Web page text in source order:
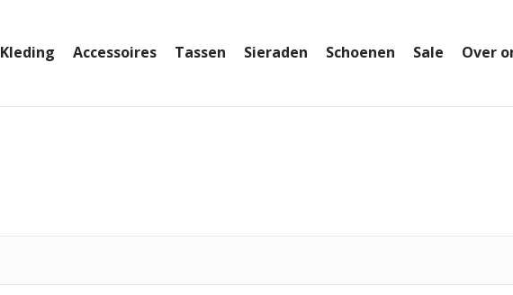
Kleding Accessoires Tassen Sieraden Schoenen Sale Over